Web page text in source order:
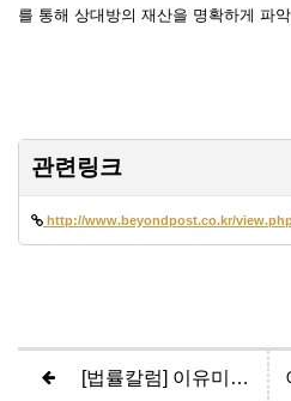
를 통해 상대방의 재산을 명확하게 파
관련링크
http://www.beyondpost.co.kr/
[법률칼럼] 이유미 변호사, 보이스피싱 가담 정도에 따라 형사처벌 받을 수 있어